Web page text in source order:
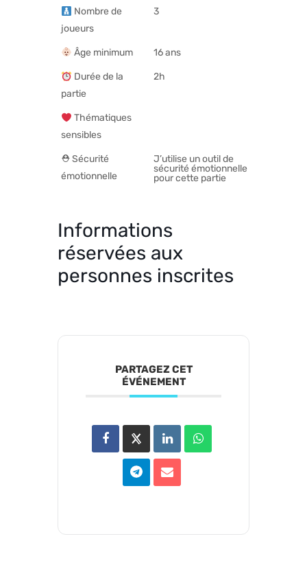
Nombre de
joueurs
3
Âge minimum 16 ans
Durée de la
partie
2h
Thématiques
sensibles
⛑ Sécurité
émotionnelle
J’utilise un outil de
sécurité émotionnelle
pour cette partie
Informations
réservées aux
personnes inscrites
PARTAGEZ CET
ÉVÉNEMENT